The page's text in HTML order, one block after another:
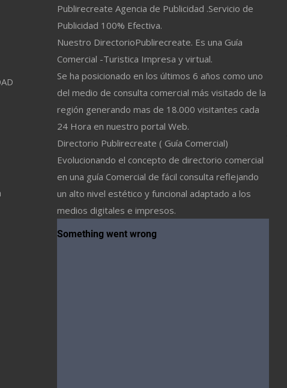
Publirecreate Agencia de Publicidad .Servicio de
Publicidad 100% Efectiva.
Nuestro DirectorioPublirecreate. Es una Guía
Comercial -Turistica Impresa y virtual.
Se ha posicionado en los últimos 6 años como uno
del medio de consulta comercial más visitado de la
región generando mas de 18.000 visitantes cada
24 Hora en nuestro portal Web.
Directorio Publirecreate ( Guía Comercial)
Evolucionando el concepto de directorio comercial
en una guía Comercial de fácil consulta reflejando
un alto nivel estético y funcional adaptado a los
medios digitales e impresos.